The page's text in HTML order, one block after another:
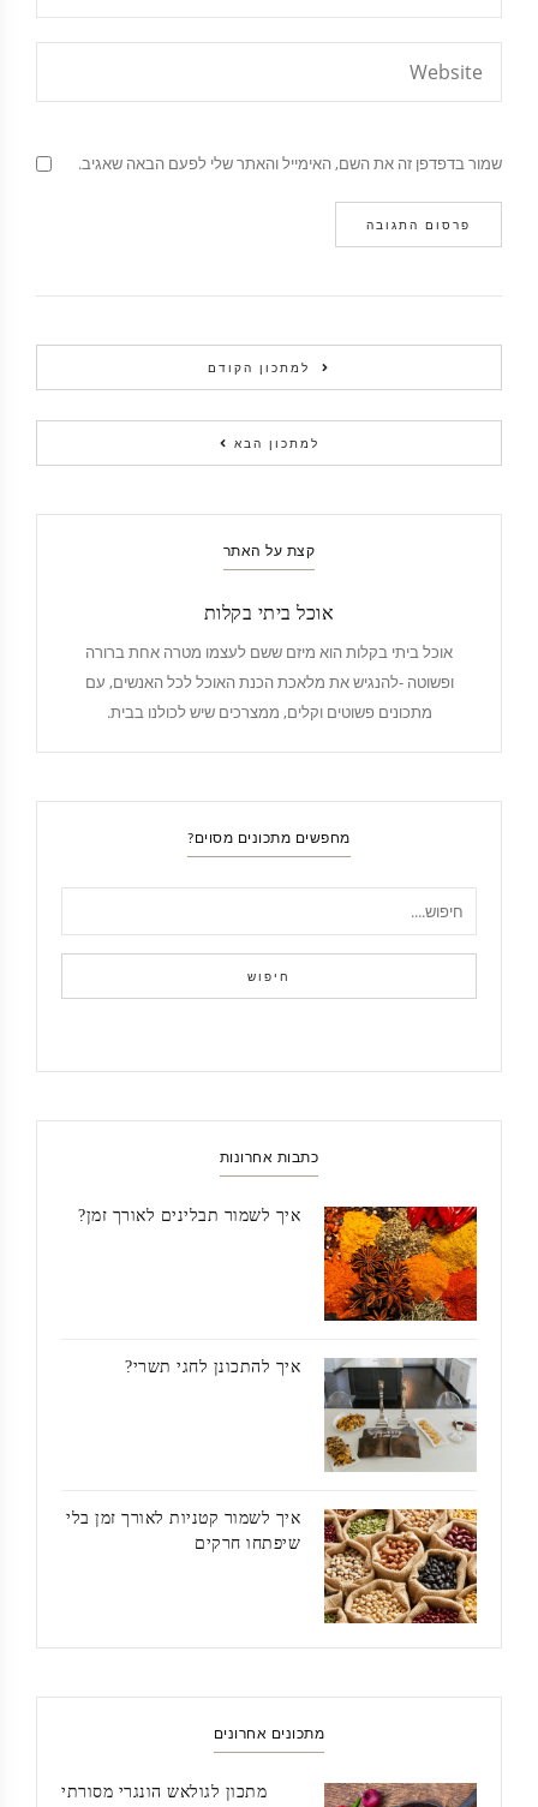
שמור בדפדפן זה את השם, האימייל והאתר שלי לפעם הבאה שאגיב.
למתכון הקודם
למתכון הבא
קצת על האתר
אוכל ביתי בקלות
אוכל ביתי בקלות הוא מיזם ששם לעצמו מטרה אחת ברורה
ופשוטה -להנגיש את מלאכת הכנת האוכל לכל האנשים, עם
מתכונים פשוטים וקלים, ממצרכים שיש לכולנו בבית.
מחפשים מתכונים מסוים?
חיפוש
כתבות אחרונות
איך לשמור תבלינים לאורך זמן?
איך להתכונן לחגי תשרי?
איך לשמור קטניות לאורך זמן בלי
שיפתחו חרקים
מתכונים אחרונים
מתכון לגולאש הונגרי מסורתי